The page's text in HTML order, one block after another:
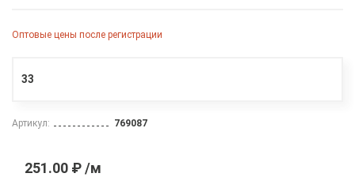
Оптовые цены после регистрации
33
Артикул: 769087
251.00 ₽ /м